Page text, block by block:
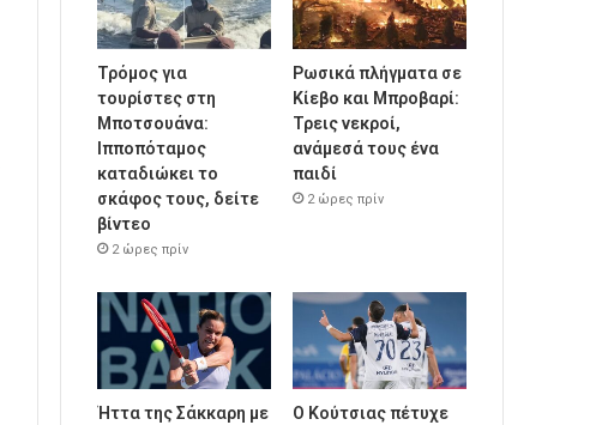
Τρόμος για
τουρίστες στη
Μποτσουάνα:
Ιπποπόταμος
καταδιώκει το
σκάφος τους, δείτε
βίντεο
2 ώρες πρίν
Ρωσικά πλήγματα σε
Κίεβο και Μπροβαρί:
Τρεις νεκροί,
ανάμεσά τους ένα
παιδί
2 ώρες πρίν
Ήττα της Σάκκαρη με
Ο Κούτσιας πέτυχε